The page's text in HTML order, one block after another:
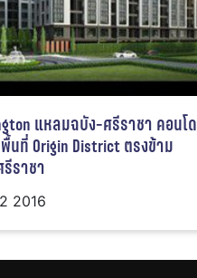
แหลมฉบัง-ศรีราชา คอนโด
นที่ Origin District ตรงข้าม
ราชา
2016